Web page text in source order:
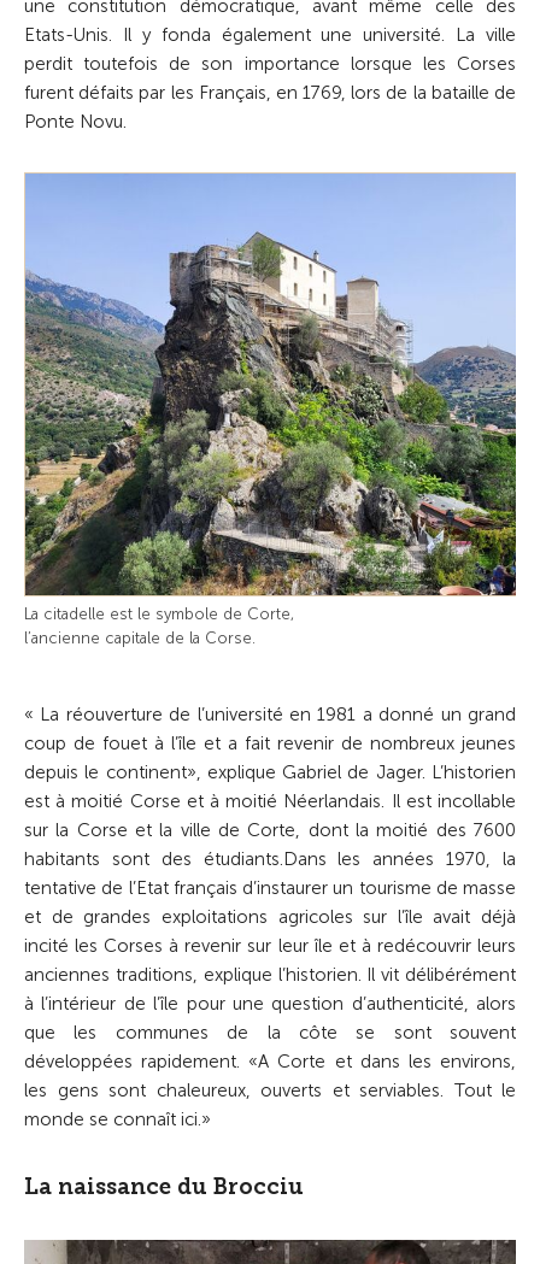
une constitution démocratique, avant même celle des
Etats-Unis. Il y fonda également une université. La ville
perdit toutefois de son importance lorsque les Corses
furent défaits par les Français, en 1769, lors de la bataille de
Ponte Novu.
La citadelle est le symbole de Corte,
l’ancienne capitale de la Corse.
« La réouverture de l’université en 1981 a donné un grand
coup de fouet à l’île et a fait revenir de nombreux jeunes
depuis le continent», explique Gabriel de Jager. L’historien
est à moitié Corse et à moitié Néerlandais. Il est incollable
sur la Corse et la ville de Corte, dont la moitié des 7600
habitants sont des étudiants.Dans les années 1970, la
tentative de l’Etat français d’instaurer un tourisme de masse
et de grandes exploitations agricoles sur l’île avait déjà
incité les Corses à revenir sur leur île et à redécouvrir leurs
anciennes traditions, explique l’historien. Il vit délibérément
à l’intérieur de l’île pour une question d’authenticité, alors
que les communes de la côte se sont souvent
développées rapidement. «A Corte et dans les environs,
les gens sont chaleureux, ouverts et serviables. Tout le
monde se connaît ici.»
La naissance du Brocciu